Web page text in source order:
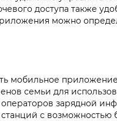
доступа также
можно
мобильное
семьи для
зарядной
станций с